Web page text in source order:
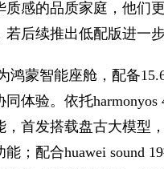
感的品质家庭，他们
后续推出低配版进一
鸿蒙智能座舱，配备
体验。依托
首发搭载盘古大模型
；配合huawei sound